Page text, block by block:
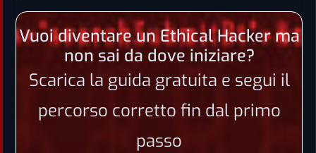
Vuoi diventare un Ethical Hacker ma
non sai da dove iniziare?
Scarica la guida gratuita e segui il
percorso corretto fin dal primo
passo